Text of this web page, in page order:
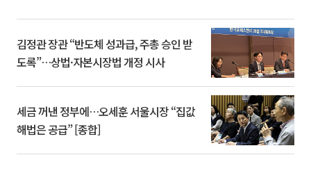
김정관 장관 “반도체 성과급, 주총 승인 받
도록”…상법·자본시장법 개정 시사
세금 꺼낸 정부에…오세훈 서울시장 “집값
해법은 공급” [종합]